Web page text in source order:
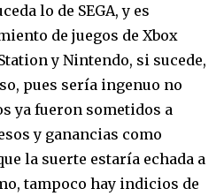
lo de SEGA, y es
de juegos de Xbox
y Nintendo, si sucede,
pues sería ingenuo no
ya fueron sometidos a
y ganancias como
la suerte estaría echada a
tampoco hay indicios de